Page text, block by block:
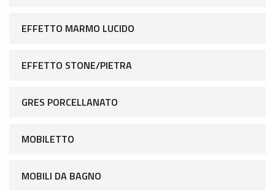
EFFETTO MARMO LUCIDO
EFFETTO STONE/PIETRA
GRES PORCELLANATO
MOBILETTO
MOBILI DA BAGNO